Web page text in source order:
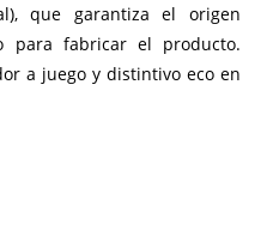
que garantiza el origen
para fabricar el producto.
a juego y distintivo eco en